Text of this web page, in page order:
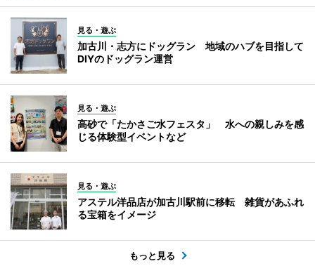
見る・遊ぶ
加古川・志方にドッグラン 地域のハブを目指して
DIYのドッグラン運営
見る・遊ぶ
高砂で「たかさご水フェスタ」 水への親しみを感
じる体験型イベントなど
見る・遊ぶ
アステル洋品店が加古川駅前に移転 雑貨があふれ
る宝箱をイメージ
もっと見る